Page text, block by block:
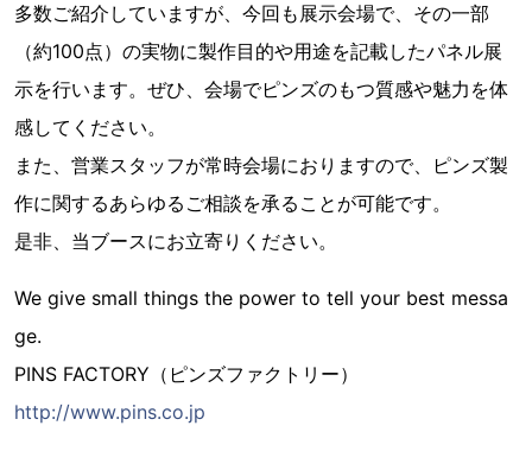
多数ご紹介していますが、今回も展示会場で、その一部
（約100点）の実物に製作目的や用途を記載したパネル展
示を行います。ぜひ、会場でピンズのもつ質感や魅力を体
感してください。
また、営業スタッフが常時会場におりますので、ピンズ製
作に関するあらゆるご相談を承ることが可能です。
是非、当ブースにお立寄りください。
We give small things the power to tell your best messa
ge.
PINS FACTORY（ピンズファクトリー）
http://www.pins.co.jp